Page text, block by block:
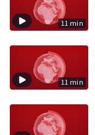
11 min
11 min